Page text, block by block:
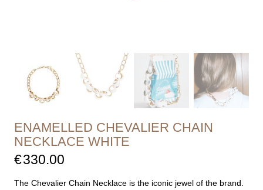
ENAMELLED CHEVALIER CHAIN
NECKLACE WHITE
€330.00
The Chevalier Chain Necklace is the iconic jewel of the brand.